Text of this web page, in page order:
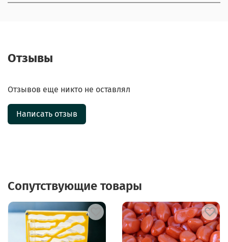
Отзывы
Отзывов еще никто не оставлял
Написать отзыв
Сопутствующие товары